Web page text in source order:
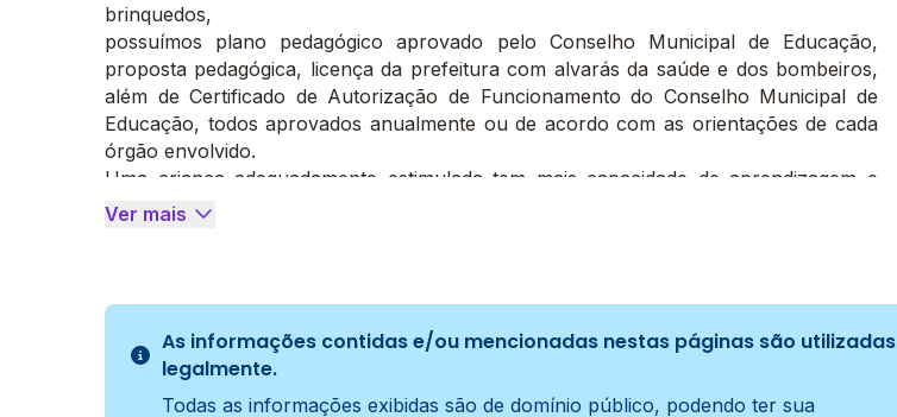
brinquedos,
possuímos plano pedagógico aprovado pelo Conselho Municipal de Educação,
proposta pedagógica, licença da prefeitura com alvarás da saúde e dos bombeiros,
além de Certificado de Autorização de Funcionamento do Conselho Municipal de
Educação, todos aprovados anualmente ou de acordo com as orientações de cada
órgão envolvido.
Uma criança adequadamente estimulada tem mais capacidade de aprendizagem e
facilidade em adaptar-se ao seu meio, e de relacionar-se com as outras pessoas. As
brincadeira, lazer e diversão. ? A brincadeira exercita a criatividade, estimula a
imaginação e permite a expressão dos sentimentos. Ela é de fundamental importância
para o desenvolvimento infantil na medida em que a criança pode transformar e
produzir novos significados.Aqui na Paraíso Infantil, todas nossas professoras são
Ver mais
As informações contidas e/ou mencionadas nestas páginas são utilizadas
legalmente.
Todas as informações exibidas são de domínio público, podendo ter sua